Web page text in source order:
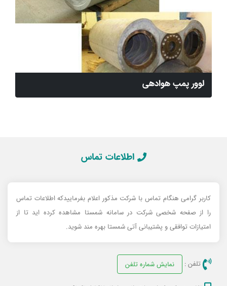
لوور پمپ هوادهی
اطلاعات تماس
کاربر گرامی هنگام تماس با شرکت مذکور اعلام بفرماییدکه اطلاعات تماس
را از صفحه شخصی شرکت در سامانه شمستا مشاهده کرده اید تا از
امتیازات توافقی و پشتیبانی آتی شمستا بهره مند شوید.
تلفن : نمایش شماره تلفن